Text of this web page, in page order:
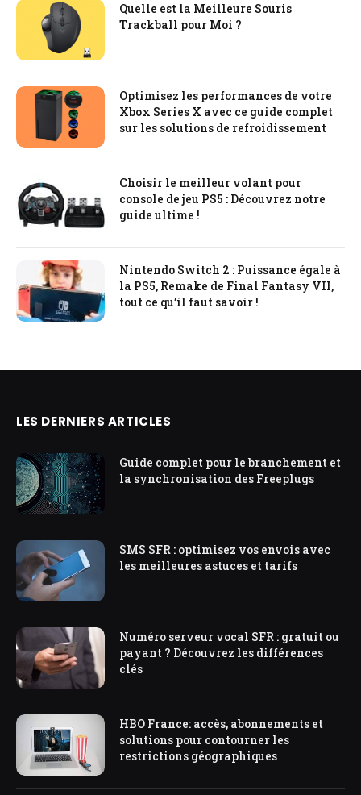
Quelle est la Meilleure Souris
Trackball pour Moi ?
Optimisez les performances de votre
Xbox Series X avec ce guide complet
sur les solutions de refroidissement
Choisir le meilleur volant pour
console de jeu PS5 : Découvrez notre
guide ultime !
Nintendo Switch 2 : Puissance égale à
la PS5, Remake de Final Fantasy VII,
tout ce qu’il faut savoir !
LES DERNIERS ARTICLES
Guide complet pour le branchement et
la synchronisation des Freeplugs
SMS SFR : optimisez vos envois avec
les meilleures astuces et tarifs
Numéro serveur vocal SFR : gratuit ou
payant ? Découvrez les différences
clés
HBO France: accès, abonnements et
solutions pour contourner les
restrictions géographiques